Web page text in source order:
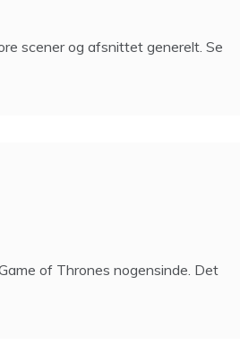
scener og afsnittet generelt. Se
of Thrones nogensinde. Det